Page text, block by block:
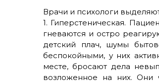
Врачи и психологи
1. Гиперстеническая.
гневаются и остро
детский плач, шумы
беспокойными, у них
месте, бросают дела
возложенное на них. Они